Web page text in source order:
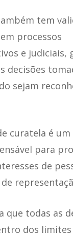
tem
processos
e judiciais,
decisões
sejam
curatela é
para
de
que todas as
dos limites